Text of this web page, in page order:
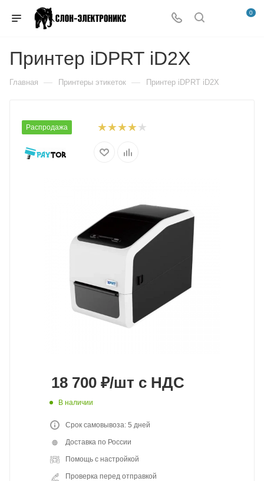
0
Принтер iDPRT iD2X
Главная — Принтеры этикеток — Принтер iDPRT iD2X
Распродажа
18 700 ₽/шт с НДС
В наличии
Срок самовывоза: 5 дней
Доставка по России
Помощь с настройкой
Проверка перед отправкой